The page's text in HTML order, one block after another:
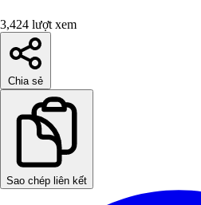
3,424 lượt xem
Chia sẻ
Sao chép liên kết